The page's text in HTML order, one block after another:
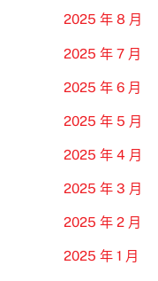
2025 年 8 月
2025 年 7 月
2025 年 6 月
2025 年 5 月
2025 年 4 月
2025 年 3 月
2025 年 2 月
2025 年 1 月